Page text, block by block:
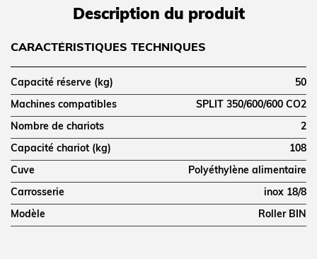
Description du produit
CARACTÉRISTIQUES TECHNIQUES
Capacité réserve (kg) 50
Machines compatibles SPLIT 350/600/600 CO2
Nombre de chariots 2
Capacité chariot (kg) 108
Cuve Polyéthylène alimentaire
Carrosserie inox 18/8
Modèle Roller BIN